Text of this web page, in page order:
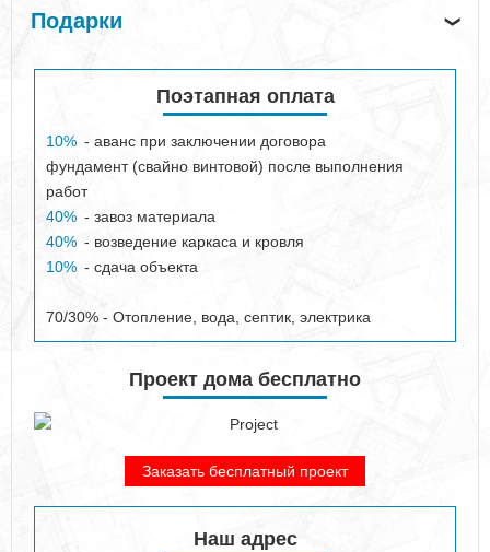
Подарки ❯
Поэтапная оплата
10% - аванс при заключении договора
фундамент (свайно винтовой) после выполнения
работ
40% - завоз материала
40% - возведение каркаса и кровля
10% - сдача объекта
70/30% - Отопление, вода, септик, электрика
Проект дома бесплатно
Заказать бесплатный проект
Наш адрес